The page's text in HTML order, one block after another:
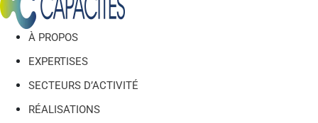
À PROPOS
EXPERTISES
SECTEURS D’ACTIVITÉ
RÉALISATIONS